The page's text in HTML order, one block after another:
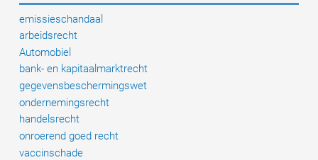
controle
emissieschandaal
arbeidsrecht
Automobiel
bank- en kapitaalmarktrecht
gegevensbeschermingswet
ondernemingsrecht
handelsrecht
onroerend goed recht
vaccinschade